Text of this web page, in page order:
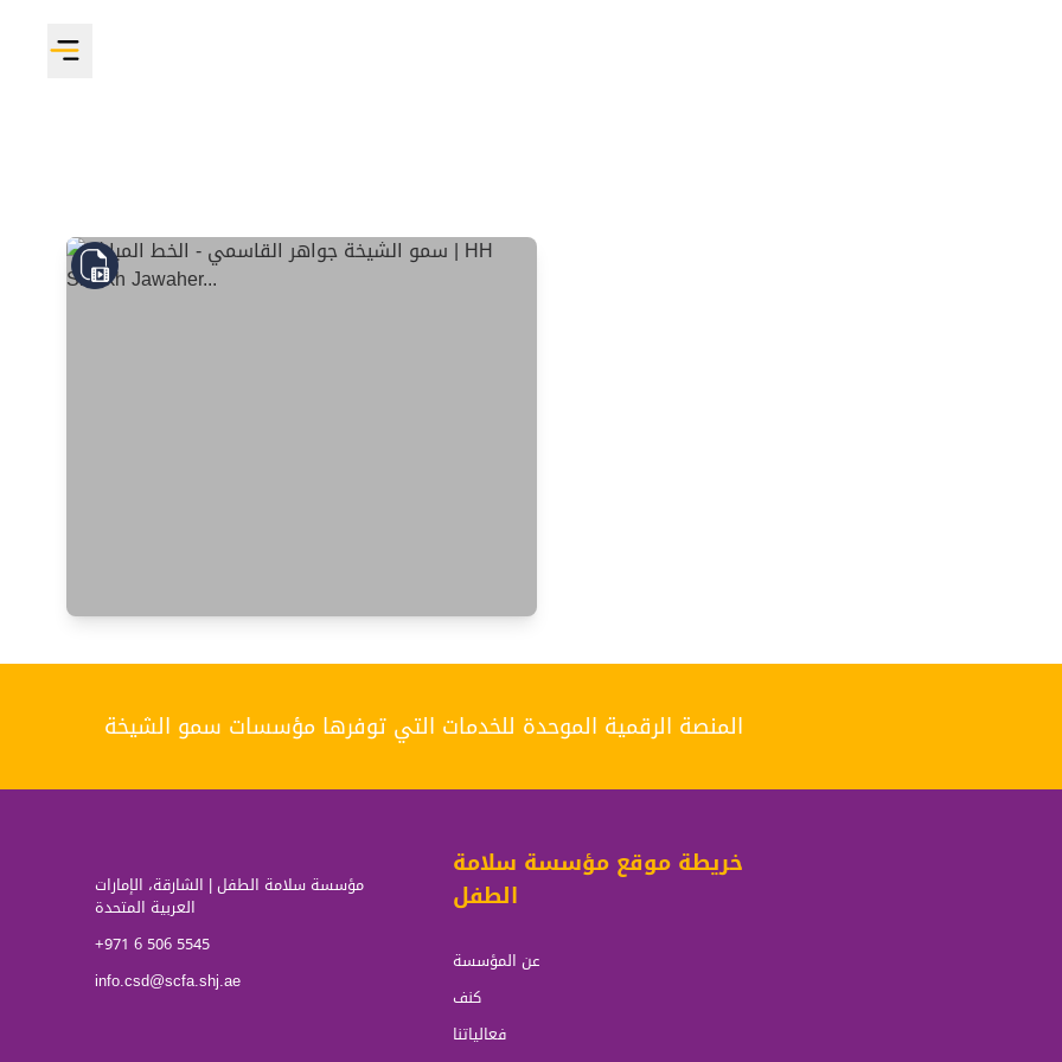
المنصة الرقمية الموحدة للخدمات التي توفرها مؤسسات سمو الشيخة
مؤسسة سلامة الطفل | الشارقة، الإمارات
العربية المتحدة
+971 6 506 5545
info.csd@scfa.shj.ae
خريطة موقع مؤسسة سلامة
الطفل
عن المؤسسة
كنف
فعالياتنا